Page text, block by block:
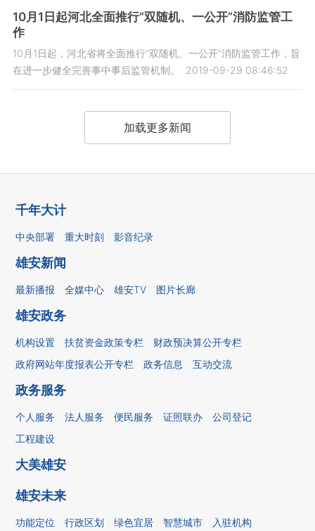
10月1日起河北全面推行“双随机、一公开”消防监管工
作
10月1日起，河北省将全面推行“双随机、一公开”消防监管工作，旨
在进一步健全完善事中事后监管机制。
2019-09-29 08:46:52
加载更多新闻
千年大计
中央部署 重大时刻 影音纪录
雄安新闻
最新播报 全媒中心 雄安TV 图片长廊
雄安政务
机构设置 扶贫资金政策专栏
财政预决算公开专栏
政府网站年度报表公开专栏
政务信息 互动交流
政务服务
个人服务 法人服务 便民服务 证照联办
公司登记
工程建设
大美雄安
雄安未来
功能定位 行政区划 绿色宜居 智慧城市 入驻机构